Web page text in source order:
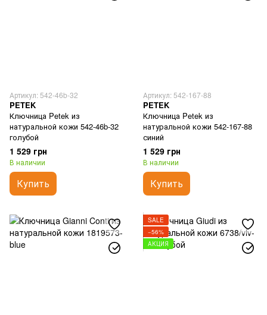
Артикул: 542-46b-32
PETEK
Ключница Petek из
натуральной кожи 542-46b-32
голубой
1 529 грн
В наличии
Купить
Артикул: 542-167-88
PETEK
Ключница Petek из
натуральной кожи 542-167-88
синий
1 529 грн
В наличии
Купить
SALE
−56%
АКЦИЯ